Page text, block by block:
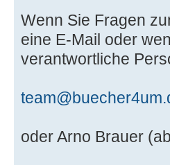
Wenn Sie Fragen
eine E-Mail oder
verantwortliche
oder Arno Brauer